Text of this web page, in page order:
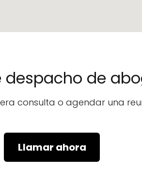
despacho de
consulta o agendar una
Llamar ahora